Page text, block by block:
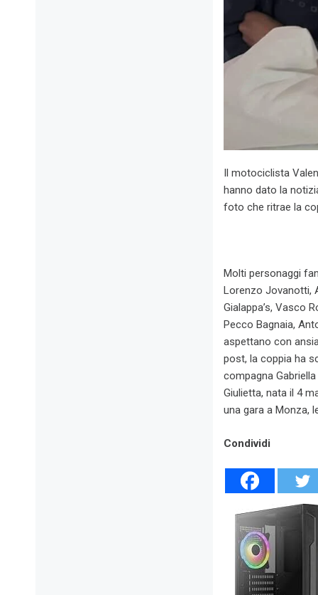
Il motociclista
hanno dato la
foto che ritrae la
Molti personaggi
Lorenzo Jovanotti,
Gialappa’s, Vasco
Pecco Bagnaia,
aspettano con
post, la coppia ha
compagna
Giulietta, nata il 4
una gara a Monza,
Condividi